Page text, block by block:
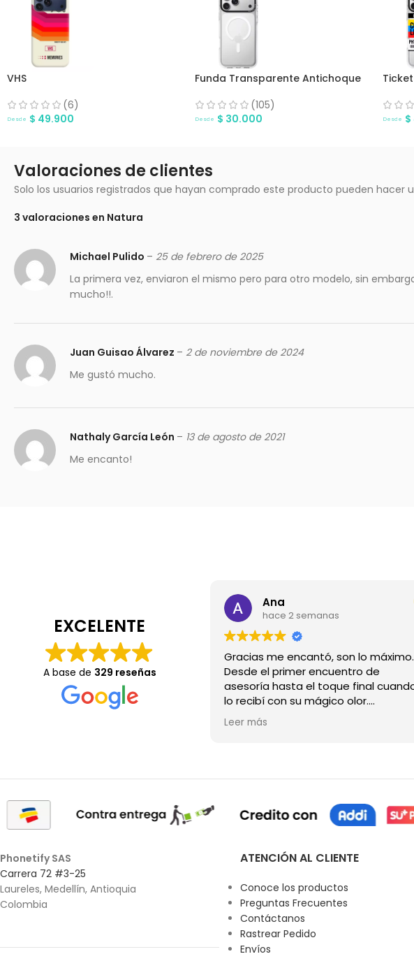
VHS
(6)
Desde $ 49.900
Funda Transparente Antichoque
(105)
Desde $ 30.000 Desde $
Valoraciones de clientes
3 valoraciones en Natura
Michael Pulido – 25 de febrero de 2025
La primera vez, enviaron el mismo pero para otro modelo, sin
mucho!!.
Juan Guisao Álvarez – 2 de noviembre de 2024
Me gustó mucho.
Nathaly García León – 13 de agosto de 2021
Me encanto!
Solo los usuarios registrados que hayan comprado este producto pueden hacer
EXCELENTE
A base de 329 reseñas
Ana
hace 2 semanas
Gracias me encantó, son lo máximo.
Desde el primer encuentro de
asesoría hasta el toque final
lo recibí con su mágico olor.
Wow.💖
Leer más
Phonetify SAS
Carrera 72 #3-25
Laureles, Medellín, Antioquia
Colombia
ATENCIÓN AL CLIENTE
Conoce los productos
Preguntas Frecuentes
Contáctanos
Rastrear Pedido
Envíos